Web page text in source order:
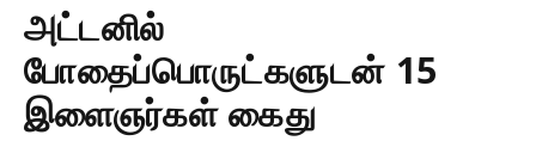
அட்டனில்
போதைப்பொருட்களுடன் 15
இளைஞர்கள் கைது